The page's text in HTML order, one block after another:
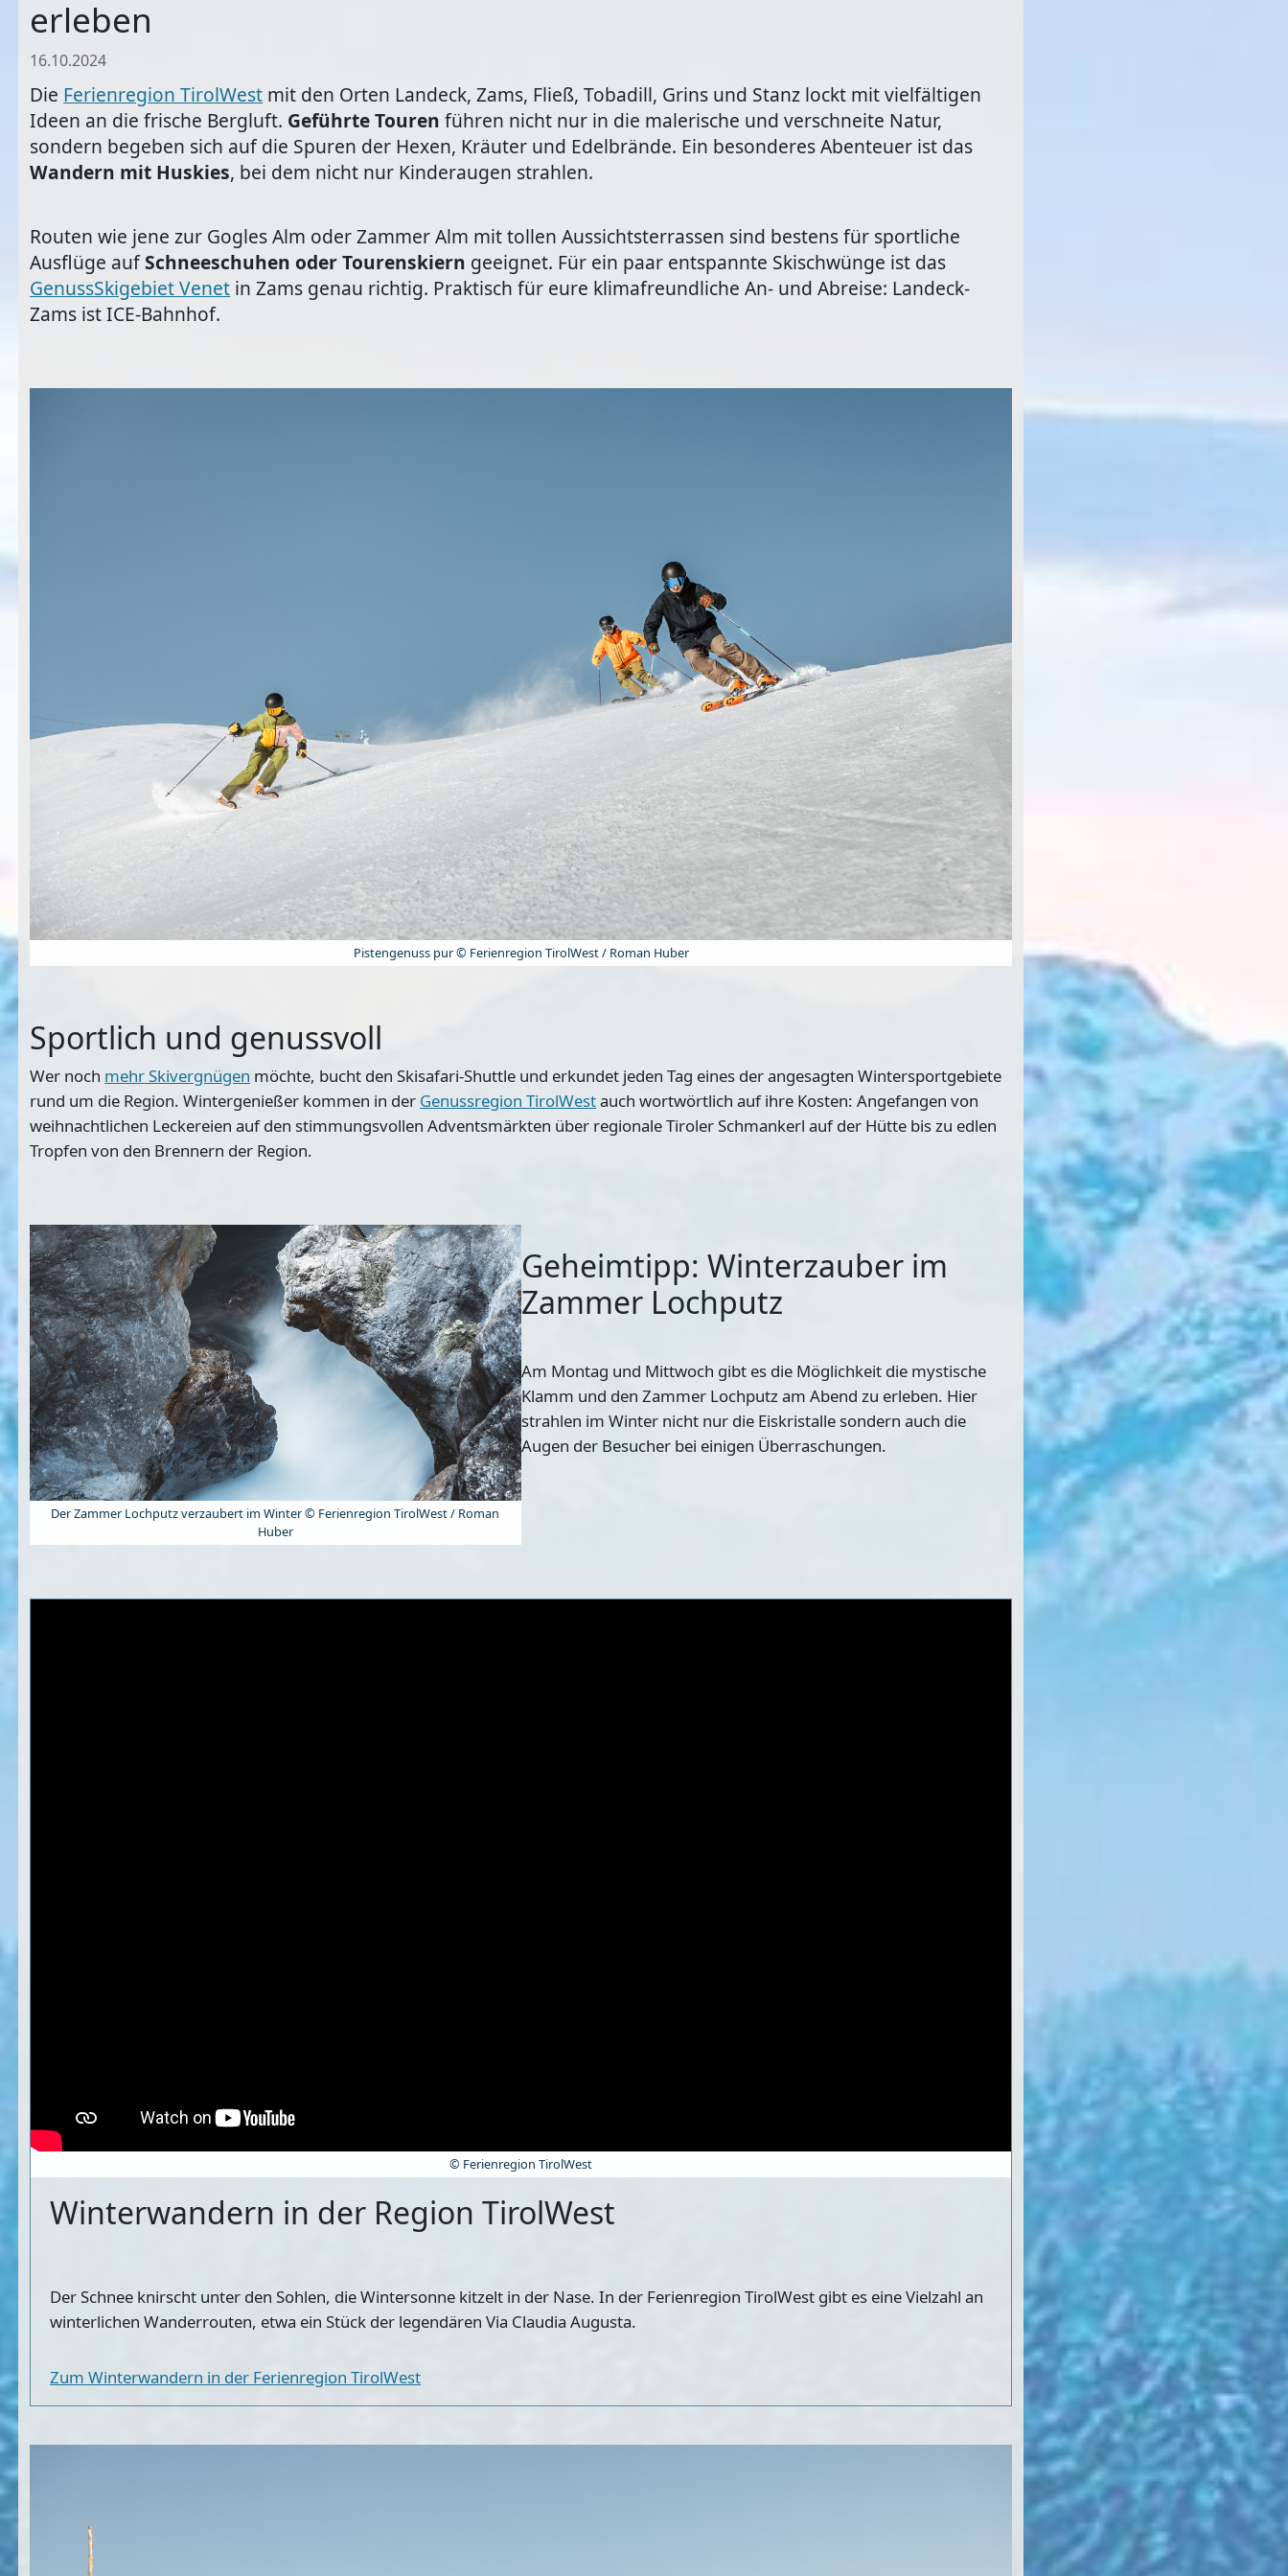
erleben
16.10.2024
Die Ferienregion TirolWest mit den Orten Landeck, Zams, Fließ, Tobadill, Grins und Stanz lockt mit vielfältigen
Ideen an die frische Bergluft. Geführte Touren führen nicht nur in die malerische und verschneite Natur,
sondern begeben sich auf die Spuren der Hexen, Kräuter und Edelbrände. Ein besonderes Abenteuer ist das
Wandern mit Huskies, bei dem nicht nur Kinderaugen strahlen.
Routen wie jene zur Gogles Alm oder Zammer Alm mit tollen Aussichtsterrassen sind bestens für sportliche
Ausflüge aufSchneeschuhen oder Tourenskiern geeignet. Für ein paar entspannte Skischwünge ist das
GenussSkigebiet Venet in Zams genau richtig. Praktisch für eure klimafreundliche An- und Abreise: Landeck-
Zams ist ICE-Bahnhof.
Pistengenuss pur © Ferienregion TirolWest / Roman Huber
Sportlich und genussvoll
Wer noch mehr Skivergnügen möchte, bucht den Skisafari-Shuttle und erkundet jeden Tag eines der angesagten Wintersportgebiete
rund um die Region. Wintergenießer kommen in der Genussregion TirolWestauch wortwörtlich auf ihre Kosten: Angefangen von
weihnachtlichen Leckereien auf den stimmungsvollenAdventsmärkten über regionaleTiroler Schmankerl auf der Hütte bis zu edlen
Tropfen von den Brennern der Region.
Der Zammer Lochputz verzaubert im Winter © Ferienregion TirolWest / Roman
Huber
Geheimtipp: Winterzauber im
Zammer Lochputz
Am Montag und Mittwoch gibt es die Möglichkeit die mystische
Klamm und den Zammer Lochputz am Abend zu erleben. Hier
strahlen im Winter nicht nur die Eiskristalle sondern auch die
Augen der Besucher bei einigen Überraschungen.
© Ferienregion TirolWest
Winterwandern in der Region TirolWest
Der Schnee knirscht unter den Sohlen, die Wintersonne kitzelt in der Nase. In der Ferienregion TirolWest gibt es eine Vielzahl an
winterlichen Wanderrouten, etwa ein Stück der legendären Via Claudia Augusta.
Zum Winterwandern in der Ferienregion TirolWest